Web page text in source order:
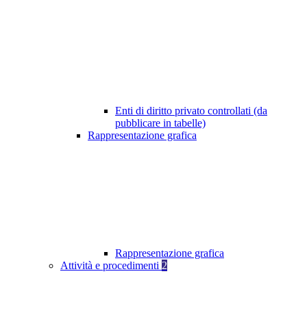
Enti di diritto privato controllati (da
pubblicare in tabelle)
Rappresentazione grafica
Rappresentazione grafica
Attività e procedimenti 2